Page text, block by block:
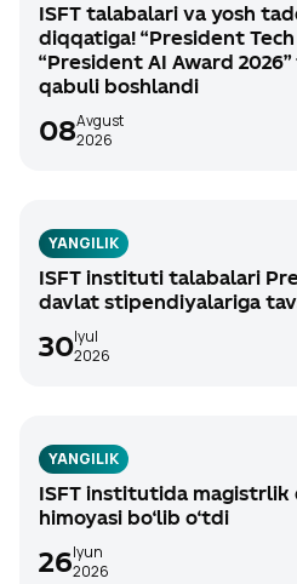
ISFT talabalari va yosh
diqqatiga! “President Tech
“President AI Award
qabuli boshlandi
08Avgust
2026
YANGILIK
ISFT instituti talabalari
davlat stipendiyalariga
30Iyul
2026
YANGILIK
ISFT institutida
himoyasi bo‘lib o‘tdi
26Iyun
2026